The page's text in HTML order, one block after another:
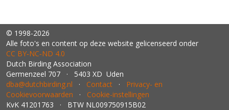
© 1998-2026
Alle foto's en content op deze website gelicenseerd onder
CC BY‑NC‑ND 4.0
Dutch Birding Association
Germenzeel 707 · 5403 XD Uden
dba@dutchbirding.nl · Contact · Privacy- en
Cookievoorwaarden · Cookie-instellingen
KvK 41201763 · BTW NL009750915B02